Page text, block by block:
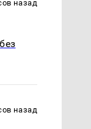
читать здесь
назад
назад